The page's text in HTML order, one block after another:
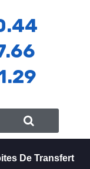
De Transfert